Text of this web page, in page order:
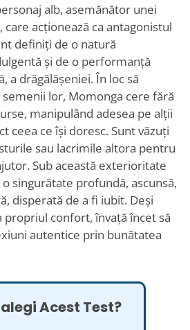
alb, asemănător unei
acționează ca antagonistul
definiți de o natură
și de o performanță
a drăgălășeniei. În loc să
lor, Momonga cere fără
manipulând adesea pe alții
ceea ce își doresc. Sunt văzuți
sau lacrimile altora pentru
Sub această exterioritate
singurătate profundă, ascunsă,
disperată de a fi iubit. Deși
propriul confort, învață încet să
autentice prin bunătatea
alegi Acest Test?